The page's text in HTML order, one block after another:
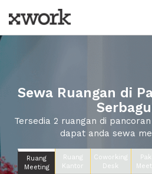
Sewa Ruangan di
Tersedia 2 ruangan di
dapat anda sewa
Ruang
Meeting
Ruang
Kantor
Coworking
Desk